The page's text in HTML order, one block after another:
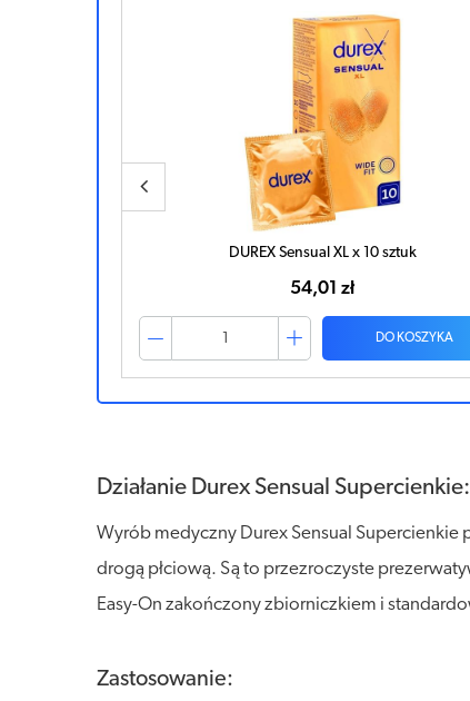
DUREX Sensual Slim x 3 sztuki
17,19 zł
DO KOSZYKA
Działanie Durex Sensual Supercienkie:
Wyrób medyczny Durex Sensual
drogą płciową. Są to przezroczyste
Easy-On zakończony zbiorniczkiem i
Zastosowanie: